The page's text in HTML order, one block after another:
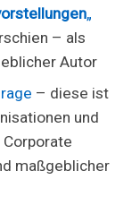
„
– als
Autor
– diese ist
und
Corporate
maßgeblicher